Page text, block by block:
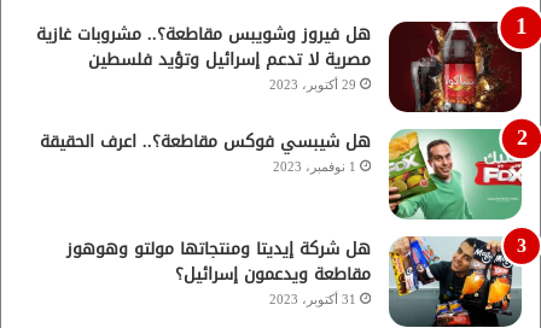
هل فيروز وشويبس مقاطعة؟.. مشروبات غازية
مصرية لا تدعم إسرائيل وتؤيد فلسطين
29 أكتوبر، 2023
هل شيبسي فوكس مقاطعة؟.. اعرف الحقيقة
1 نوفمبر، 2023
هل شركة إيديتا ومنتجاتها مولتو وهوهوز
مقاطعة ويدعمون إسرائيل؟
31 أكتوبر، 2023